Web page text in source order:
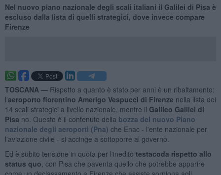
Nel nuovo piano nazionale degli scali italiani il Galilei di Pisa è
escluso dalla lista di quelli strategici, dove invece compare
Firenze
TOSCANA — Rispetto a quanto è stato per anni è un ribaltamento:
l'aeroporto fiorentino Amerigo Vespucci di Firenze nella lista dei
14 scali strategici a livello nazionale, mentre il Galileo Galilei di
Pisa no. Questo è il contenuto della bozza del nuovo Piano
nazionale degli aeroporti (Pna) che Enac - l'ente nazionale per
l'aviazione civile - si accinge a sottoporre al governo.
Ed è subito tensione in quota per l'inedito testacoda rispetto allo
status quo , con Pisa che paventa quello che potrebbe apparire